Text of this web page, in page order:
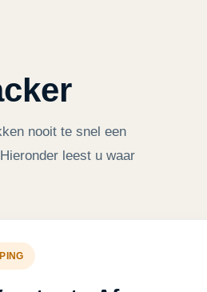
nooit te snel een
leest u waar